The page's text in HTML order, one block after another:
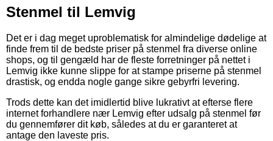
Stenmel til Lemvig
Det er i dag meget uproblematisk for almindelige dødelige at
finde frem til de bedste priser på stenmel fra diverse online
shops, og til gengæld har de fleste forretninger på nettet i
Lemvig ikke kunne slippe for at stampe priserne på stenmel
drastisk, og endda nogle gange sikre gebyrfri levering.
Trods dette kan det imidlertid blive lukrativt at efterse flere
internet forhandlere nær Lemvig efter udsalg på stenmel før
du gennemfører dit køb, således at du er garanteret at
antage den laveste pris.